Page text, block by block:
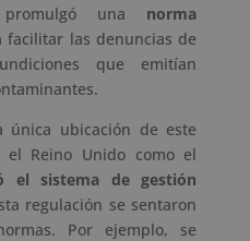
promulgó una norma
facilitar las denuncias de
que emitían
ubicación de este
el Reino Unido como el
el sistema de gestión
regulación se sentaron
Por ejemplo, se